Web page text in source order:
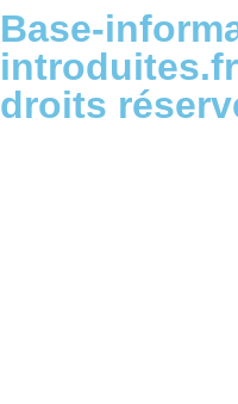
Base-
droits